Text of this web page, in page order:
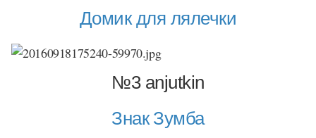
Домик для лялечки
№3 anjutkin
Знак Зумба